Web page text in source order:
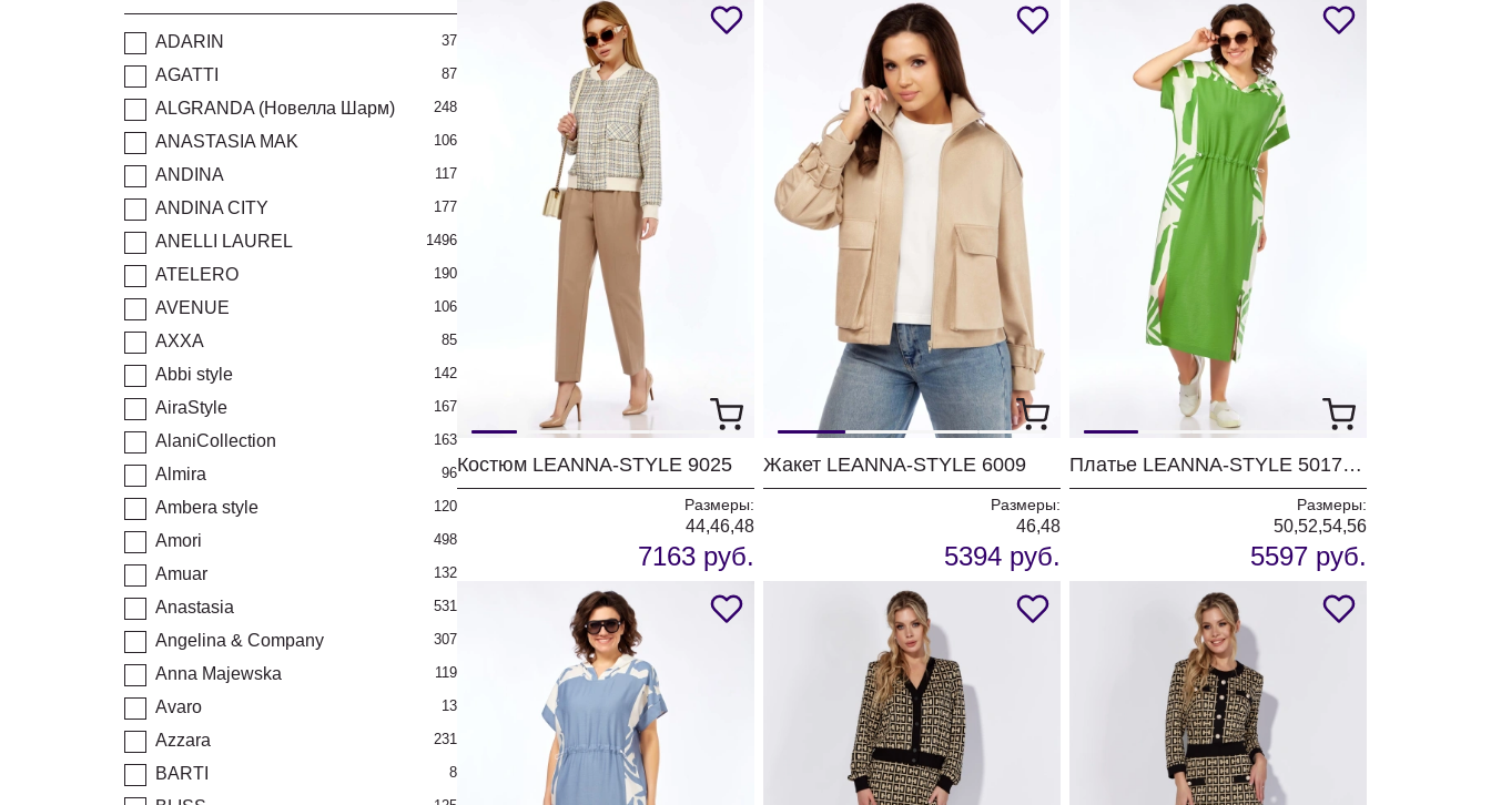
ADARIN 37
AGATTI 87
ALGRANDA (Новелла Шарм) 248
ANASTASIA MAK 106
ANDINA 117
ANDINA CITY 177
ANELLI LAUREL 1496
ATELERO 190
AVENUE 106
AXXA 85
Abbi style 142
AiraStyle 167
AlaniCollection 163
Almira 96
Ambera style 120
Amori 498
Amuar 132
Anastasia 531
Angelina & Company 307
Anna Majewska 119
Avaro 13
Azzara 231
BARTI 8
Костюм LEANNA-STYLE 9025
Размеры:
44,46,48
7163 руб.
Жакет LEANNA-STYLE 6009
Размеры:
46,48
5394 руб.
Платье LEANNA-STYLE 5017-1 молочный+зелёный
Размеры:
50,52,54,56
5597 руб.